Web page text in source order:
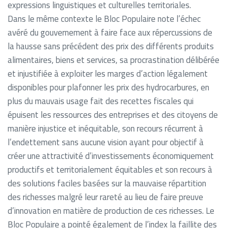
expressions linguistiques et culturelles territoriales.
Dans le même contexte le Bloc Populaire note l’échec
avéré du gouvernement à faire face aux répercussions de
la hausse sans précédent des prix des différents produits
alimentaires, biens et services, sa procrastination délibérée
et injustifiée à exploiter les marges d’action légalement
disponibles pour plafonner les prix des hydrocarbures, en
plus du mauvais usage fait des recettes fiscales qui
épuisent les ressources des entreprises et des citoyens de
manière injustice et inéquitable, son recours récurrent à
l’endettement sans aucune vision ayant pour objectif à
créer une attractivité d’investissements économiquement
productifs et territorialement équitables et son recours à
des solutions faciles basées sur la mauvaise répartition
des richesses malgré leur rareté au lieu de faire preuve
d’innovation en matière de production de ces richesses. Le
Bloc Populaire a pointé également de l’index la faillite des